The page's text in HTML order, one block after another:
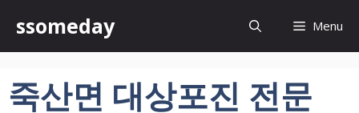
츠
건
ssomeday Menu
죽산면 대상포진 전문